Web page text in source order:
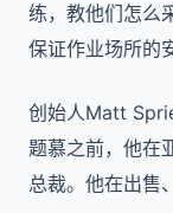
练，教他们怎么
保证作业场所的
创始人Matt
题慕之前，他在
总裁。他在出售